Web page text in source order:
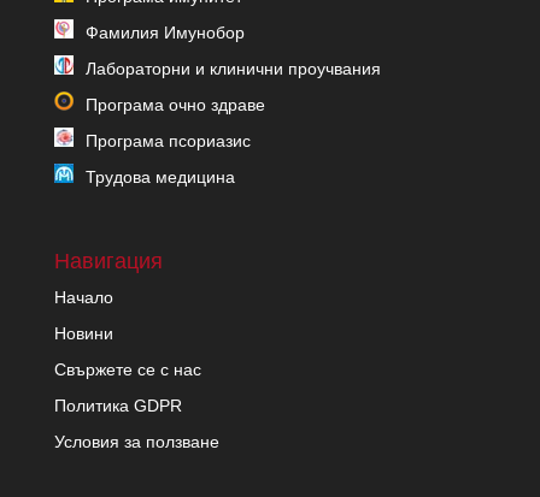
Фамилия Имунобор
Лабораторни и клинични проучвания
Програма очно здраве
Програма псориазис
Трудова медицина
Навигация
Начало
Новини
Свържете се с нас
Политика GDPR
Условия за ползване